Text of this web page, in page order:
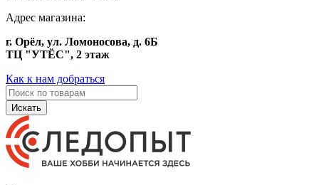
Адрес магазина:
г. Орёл, ул. Ломоносова, д. 6Б
ТЦ "УТЁС", 2 этаж
Как к нам добраться
Искать